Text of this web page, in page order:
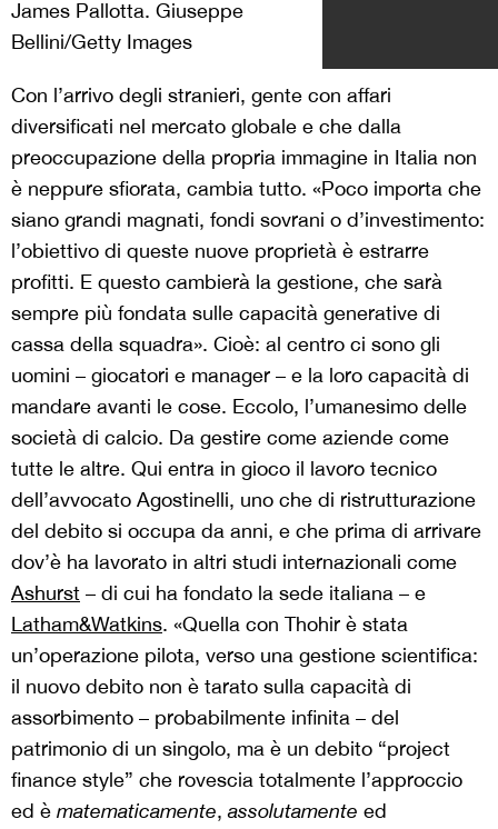
James Pallotta. Giuseppe
Bellini/Getty Images
Con l’arrivo degli stranieri, gente con affari
diversificati nel mercato globale e che dalla
preoccupazione della propria immagine in Italia non
è neppure sfiorata, cambia tutto. «Poco importa che
siano grandi magnati, fondi sovrani o d’investimento:
l’obiettivo di queste nuove proprietà è estrarre
profitti. E questo cambierà la gestione, che sarà
sempre più fondata sulle capacità generative di
cassa della squadra». Cioè: al centro ci sono gli
uomini – giocatori e manager – e la loro capacità di
mandare avanti le cose. Eccolo, l’umanesimo delle
società di calcio. Da gestire come aziende come
tutte le altre. Qui entra in gioco il lavoro tecnico
dell’avvocato Agostinelli, uno che di ristrutturazione
del debito si occupa da anni, e che prima di arrivare
dov’è ha lavorato in altri studi internazionali come
Ashurst – di cui ha fondato la sede italiana – e
Latham&Watkins. «Quella con Thohir è stata
un’operazione pilota, verso una gestione scientifica:
il nuovo debito non è tarato sulla capacità di
assorbimento – probabilmente infinita – del
patrimonio di un singolo, ma è un debito “project
finance style” che rovescia totalmente l’approccio
ed è matematicamente,assolutamente ed